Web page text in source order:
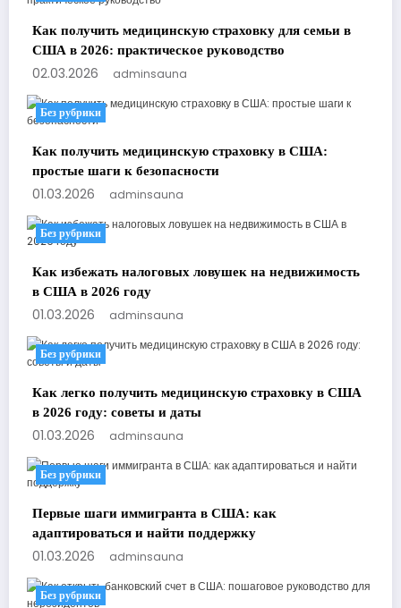
Как получить медицинскую страховку для семьи в
США в 2026: практическое руководство
02.03.2026 adminsauna
Без рубрики
Как получить медицинскую страховку в США:
простые шаги к безопасности
01.03.2026 adminsauna
Без рубрики
Как избежать налоговых ловушек на недвижимость
в США в 2026 году
01.03.2026 adminsauna
Без рубрики
Как легко получить медицинскую страховку в США
в 2026 году: советы и даты
01.03.2026 adminsauna
Без рубрики
Первые шаги иммигранта в США: как
адаптироваться и найти поддержку
01.03.2026 adminsauna
Без рубрики